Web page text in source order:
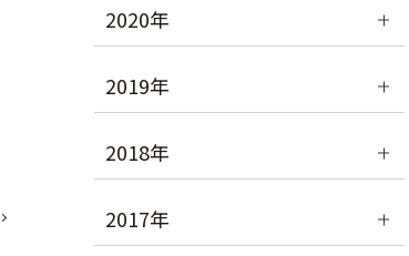
2020年
2019年
2018年
2017年